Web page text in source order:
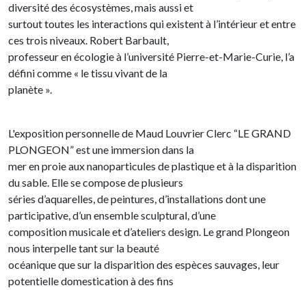
diversité des écosystèmes, mais aussi et
surtout toutes les interactions qui existent à l’intérieur et entre
ces trois niveaux. Robert Barbault,
professeur en écologie à l’université Pierre-et-Marie-Curie, l’a
défini comme « le tissu vivant de la
planète ».
L'exposition personnelle de Maud Louvrier Clerc “LE GRAND
PLONGEON” est une immersion dans la
mer en proie aux nanoparticules de plastique et à la disparition
du sable. Elle se compose de plusieurs
séries d’aquarelles, de peintures, d’installations dont une
participative, d’un ensemble sculptural, d’une
composition musicale et d’ateliers design. Le grand Plongeon
nous interpelle tant sur la beauté
océanique que sur la disparition des espèces sauvages, leur
potentielle domestication à des fins